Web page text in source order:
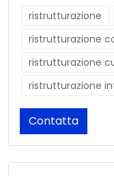
ristrutturazione
ristrutturazione
ristrutturazione
ristrutturazione
Contatta